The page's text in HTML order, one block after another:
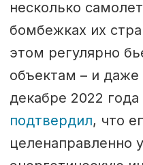
несколько
бомбежках их
этом регулярно
объектам – и даже
декабре 2022
подтвердил, что
целенаправленно